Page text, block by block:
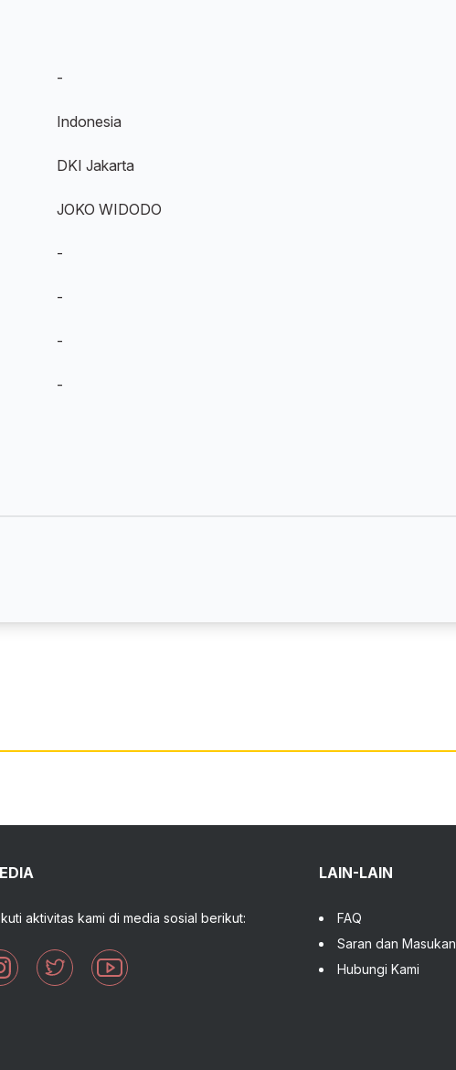
-
Indonesia
DKI Jakarta
JOKO WIDODO
-
-
-
-
aktivitas kami di media sosial berikut:
LAIN-LAIN
FAQ
Saran dan Masukan
Hubungi Kami